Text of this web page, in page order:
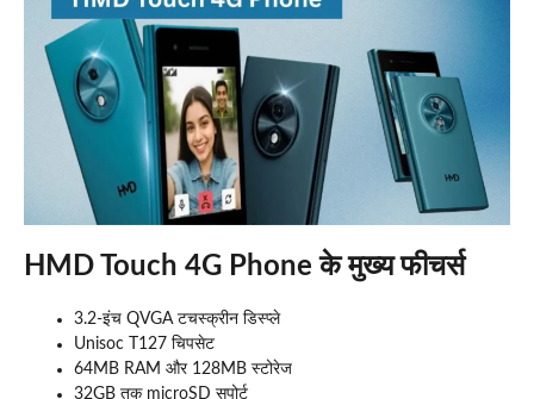
HMD Touch 4G Phone के मुख्य फीचर्स
3.2-इंच QVGA टचस्क्रीन डिस्प्ले
Unisoc T127 चिपसेट
64MB RAM और 128MB स्टोरेज
32GB तक microSD सपोर्ट